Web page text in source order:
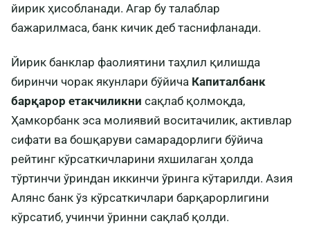
йирик ҳисобланади. Агар бу талаблар
бажарилмаса, банк кичик деб таснифланади.
Йирик банклар фаолиятини таҳлил қилишда
биринчи чорак якунлари бўйича Капиталбанк
барқарор етакчиликни сақлаб қолмоқда,
Ҳамкорбанк эса молиявий воситачилик, активлар
сифати ва бошқаруви самарадорлиги бўйича
рейтинг кўрсаткичларини яхшилаган ҳолда
тўртинчи ўриндан иккинчи ўринга кўтарилди. Азия
Алянс банк ўз кўрсаткичлари барқарорлигини
кўрсатиб, учинчи ўринни сақлаб қолди.